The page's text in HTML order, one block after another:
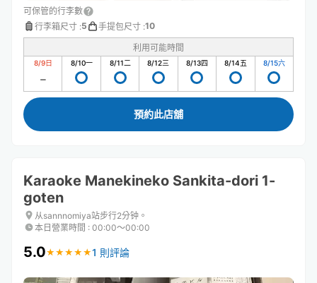
可保管的行李數
行李箱尺寸 :5 手提包尺寸 :10
利用可能時間
8/9日 8/10一 8/11二 8/12三 8/13四 8/14五 8/15六
預約此店舖
Karaoke Manekineko Sankita-dori 1-
goten
从sannnomiya站步行2分钟。
本日營業時間 : 00:00〜00:00
5.0★ ★ ★ ★ ★
★ ★ ★ ★ ★1 則評論